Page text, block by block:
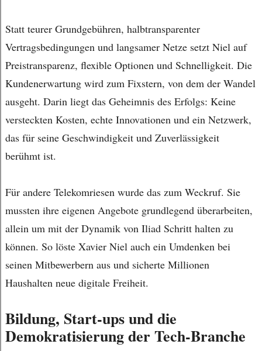
Statt teurer Grundgebühren, halbtransparenter
Vertragsbedingungen und langsamer Netze setzt Niel auf
Preistransparenz, flexible Optionen und Schnelligkeit. Die
Kundenerwartung wird zum Fixstern, von dem der Wandel
ausgeht. Darin liegt das Geheimnis des Erfolgs: Keine
versteckten Kosten, echte Innovationen und ein Netzwerk,
das für seine Geschwindigkeit und Zuverlässigkeit
berühmt ist.
Für andere Telekomriesen wurde das zum Weckruf. Sie
mussten ihre eigenen Angebote grundlegend überarbeiten,
allein um mit der Dynamik von Iliad Schritt halten zu
können. So löste Xavier Niel auch ein Umdenken bei
seinen Mitbewerbern aus und sicherte Millionen
Haushalten neue digitale Freiheit.
Bildung, Start-ups und die
Demokratisierung der Tech-Branche